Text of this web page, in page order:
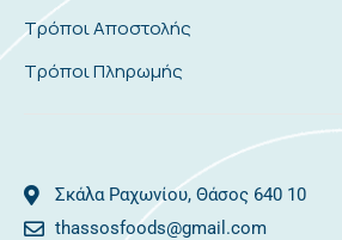
Τρόποι Αποστολής
Τρόποι Πληρωμής
Σκάλα Ραχωνίου, Θάσος 640 10
thassosfoods@gmail.com